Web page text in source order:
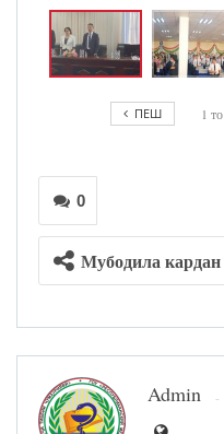
ПЕШ 1 то
0
Мубодила кардан
Admin